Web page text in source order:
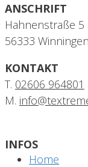
ANSCHRIFT
Hahnenstraße 5
56333 Winningen
KONTAKT
T. 02606 964801
M.
INFOS
Home